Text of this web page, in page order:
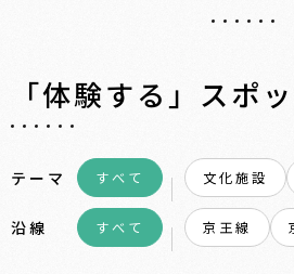
「体験する」スポ
テーマ すべて 文化施設
沿線 すべて 京王線